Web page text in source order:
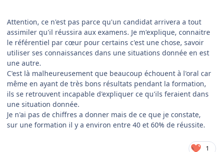
Attention, ce n'est pas parce qu'un candidat arrivera a tout
assimiler qu'il réussira aux examens. Je m'explique, connaitre
le référentiel par cœur pour certains c'est une chose, savoir
utiliser ses connaissances dans une situations donnée en est
une autre.
C'est là malheureusement que beaucoup échouent à l'oral car
même en ayant de très bons résultats pendant la formation,
ils se retrouvent incapable d'expliquer ce qu'ils feraient dans
une situation donnée.
Je n'ai pas de chiffres a donner mais de ce que je constate,
sur une formation il y a environ entre 40 et 60% de réussite.
1